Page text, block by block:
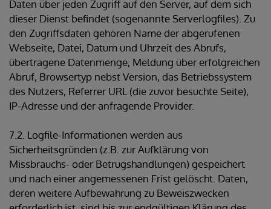
Daten über jeden Zugriff auf den Server, auf dem sich
dieser Dienst befindet (sogenannte Serverlogfiles). Zu
den Zugriffsdaten gehören Name der abgerufenen
Webseite, Datei, Datum und Uhrzeit des Abrufs,
übertragene Datenmenge, Meldung über erfolgreichen
Abruf, Browsertyp nebst Version, das Betriebssystem
des Nutzers, Referrer URL (die zuvor besuchte Seite),
IP-Adresse und der anfragende Provider.
7.2. Logfile-Informationen werden aus
Sicherheitsgründen (z.B. zur Aufklärung von
Missbrauchs- oder Betrugshandlungen) gespeichert
und nach einer angemessenen Frist gelöscht. Daten,
deren weitere Aufbewahrung zu Beweiszwecken